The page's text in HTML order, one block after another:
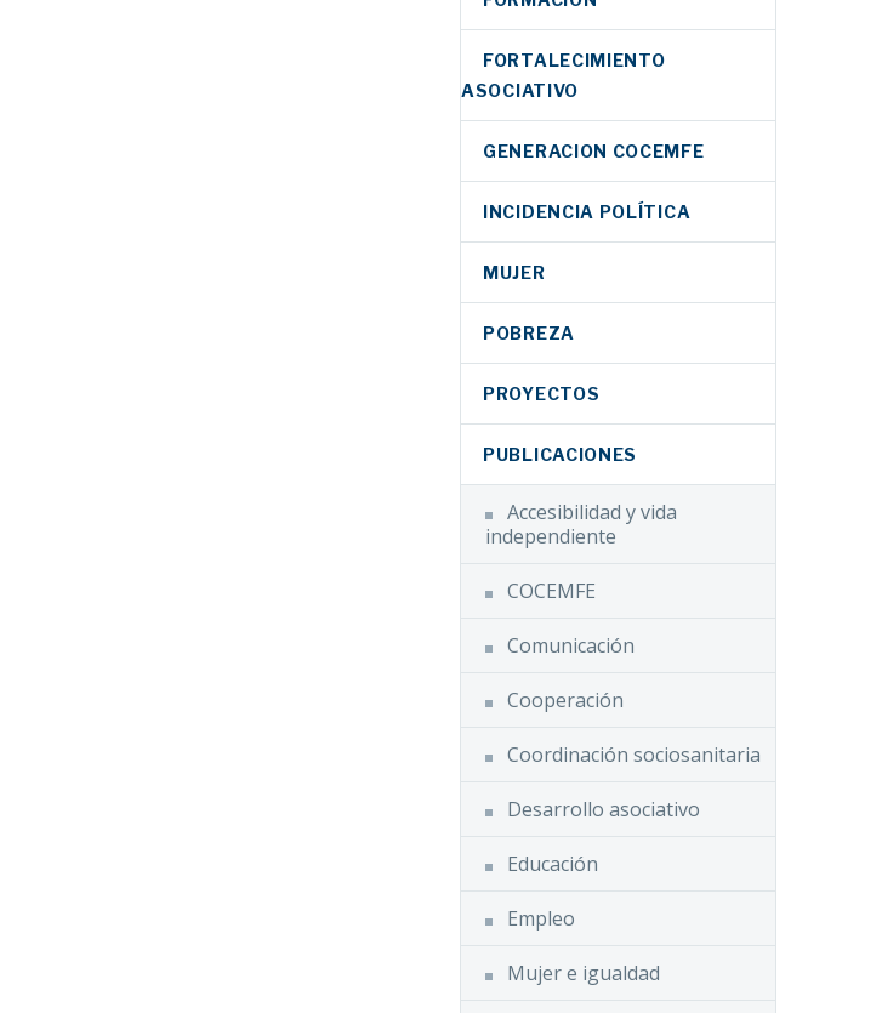
FORTALECIMIENTO
ASOCIATIVO
GENERACION COCEMFE
INCIDENCIA POLÍTICA
MUJER
POBREZA
PROYECTOS
PUBLICACIONES
Accesibilidad y vida
independiente
COCEMFE
Comunicación
Cooperación
Coordinación sociosanitaria
Desarrollo asociativo
Educación
Empleo
Mujer e igualdad